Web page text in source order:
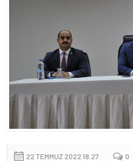
22 TEMMUZ 2022 18:27 0